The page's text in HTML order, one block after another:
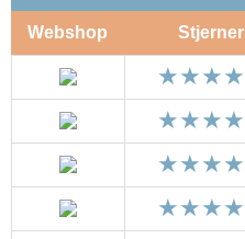
Webshop Stjerner